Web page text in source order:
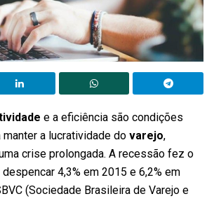
e a eficiência são condições
a lucratividade do varejo,
crise prolongada. A recessão fez o
4,3% em 2015 e 6,2% em
(Sociedade Brasileira de Varejo e